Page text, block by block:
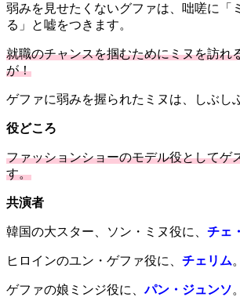
弱みを見せたくないグファは、 咄嗟に「
る」と嘘をつきます。
就職のチャンスを掴むためにミヌを訪れ
が！
ゲファに弱みを握られたミヌは、しぶし
役どころ
ファッションショーのモデル役としてゲ
す。
共演者
韓国の大スター、ソン・ミヌ役に、 チェ
ヒロインのユン・ゲファ役に、 チェリム。
ゲファの娘ミンジ役に、パン・ジュンソ。